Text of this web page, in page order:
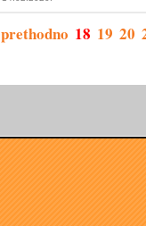
prethodno 18 19 20